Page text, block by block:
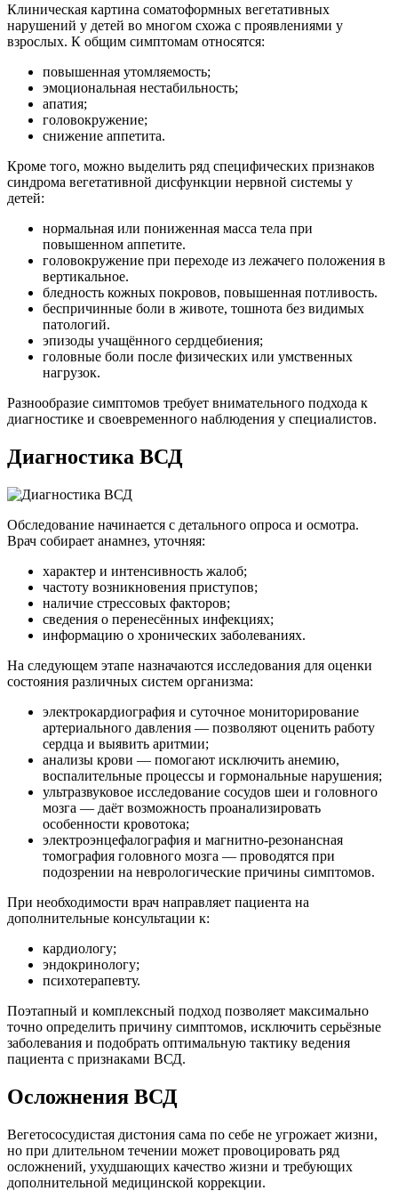
Клиническая картина соматоформных вегетативных
нарушений у детей во многом схожа с проявлениями у
взрослых. К общим симптомам относятся:
повышенная утомляемость;
эмоциональная нестабильность;
апатия;
головокружение;
снижение аппетита.
Кроме того, можно выделить ряд специфических признаков
синдрома вегетативной дисфункции нервной системы у
детей:
нормальная или пониженная масса тела при
повышенном аппетите.
головокружение при переходе из лежачего положения в
вертикальное.
бледность кожных покровов, повышенная потливость.
беспричинные боли в животе, тошнота без видимых
патологий.
эпизоды учащённого сердцебиения;
головные боли после физических или умственных
нагрузок.
Разнообразие симптомов требует внимательного подхода к
диагностике и своевременного наблюдения у специалистов.
Диагностика ВСД
Обследование начинается с детального опроса и осмотра.
Врач собирает анамнез, уточняя:
характер и интенсивность жалоб;
частоту возникновения приступов;
наличие стрессовых факторов;
сведения о перенесённых инфекциях;
информацию о хронических заболеваниях.
На следующем этапе назначаются исследования для оценки
состояния различных систем организма:
электрокардиография и суточное мониторирование
артериального давления — позволяют оценить работу
сердца и выявить аритмии;
анализы крови — помогают исключить анемию,
воспалительные процессы и гормональные нарушения;
ультразвуковое исследование сосудов шеи и головного
мозга — даёт возможность проанализировать
особенности кровотока;
электроэнцефалография и магнитно‑резонансная
томография головного мозга — проводятся при
подозрении на неврологические причины симптомов.
При необходимости врач направляет пациента на
дополнительные консультации к:
кардиологу;
эндокринологу;
психотерапевту.
Поэтапный и комплексный подход позволяет максимально
точно определить причину симптомов, исключить серьёзные
заболевания и подобрать оптимальную тактику ведения
пациента с признаками ВСД.
Осложнения ВСД
Вегетососудистая дистония сама по себе не угрожает жизни,
но при длительном течении может провоцировать ряд
осложнений, ухудшающих качество жизни и требующих
дополнительной медицинской коррекции.